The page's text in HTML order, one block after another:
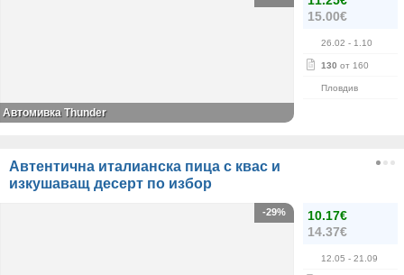
15.00€
26.02 - 1.10
130 от 160
Пловдив
Автомивка Thunder
Автентична италианска пица с квас и
изкушаващ десерт по избор
10.17€
14.37€
12.05 - 21.09
-29%